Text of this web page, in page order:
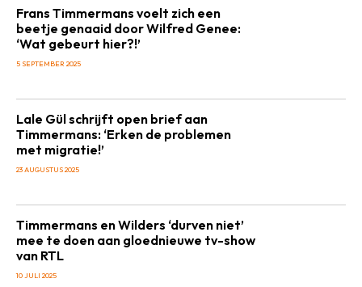
Frans Timmermans voelt zich een
beetje genaaid door Wilfred Genee:
‘Wat gebeurt hier?!’
5 SEPTEMBER 2025
Lale Gül schrijft open brief aan
Timmermans: ‘Erken de problemen
met migratie!’
23 AUGUSTUS 2025
Timmermans en Wilders ‘durven niet’
mee te doen aan gloednieuwe tv-show
van RTL
10 JULI 2025